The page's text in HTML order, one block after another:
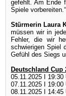
gefehlt. Am Ende
Spiele vorbereiten.“
Stürmerin Laura
müssen wir in
Fehler, die wir
schwierigen Spiel
Gefühl des Siegs
Deutschland Cup
05.11.2025 I 19:30
07.11.2025 I 19:00
08.11.2025 I 14:45